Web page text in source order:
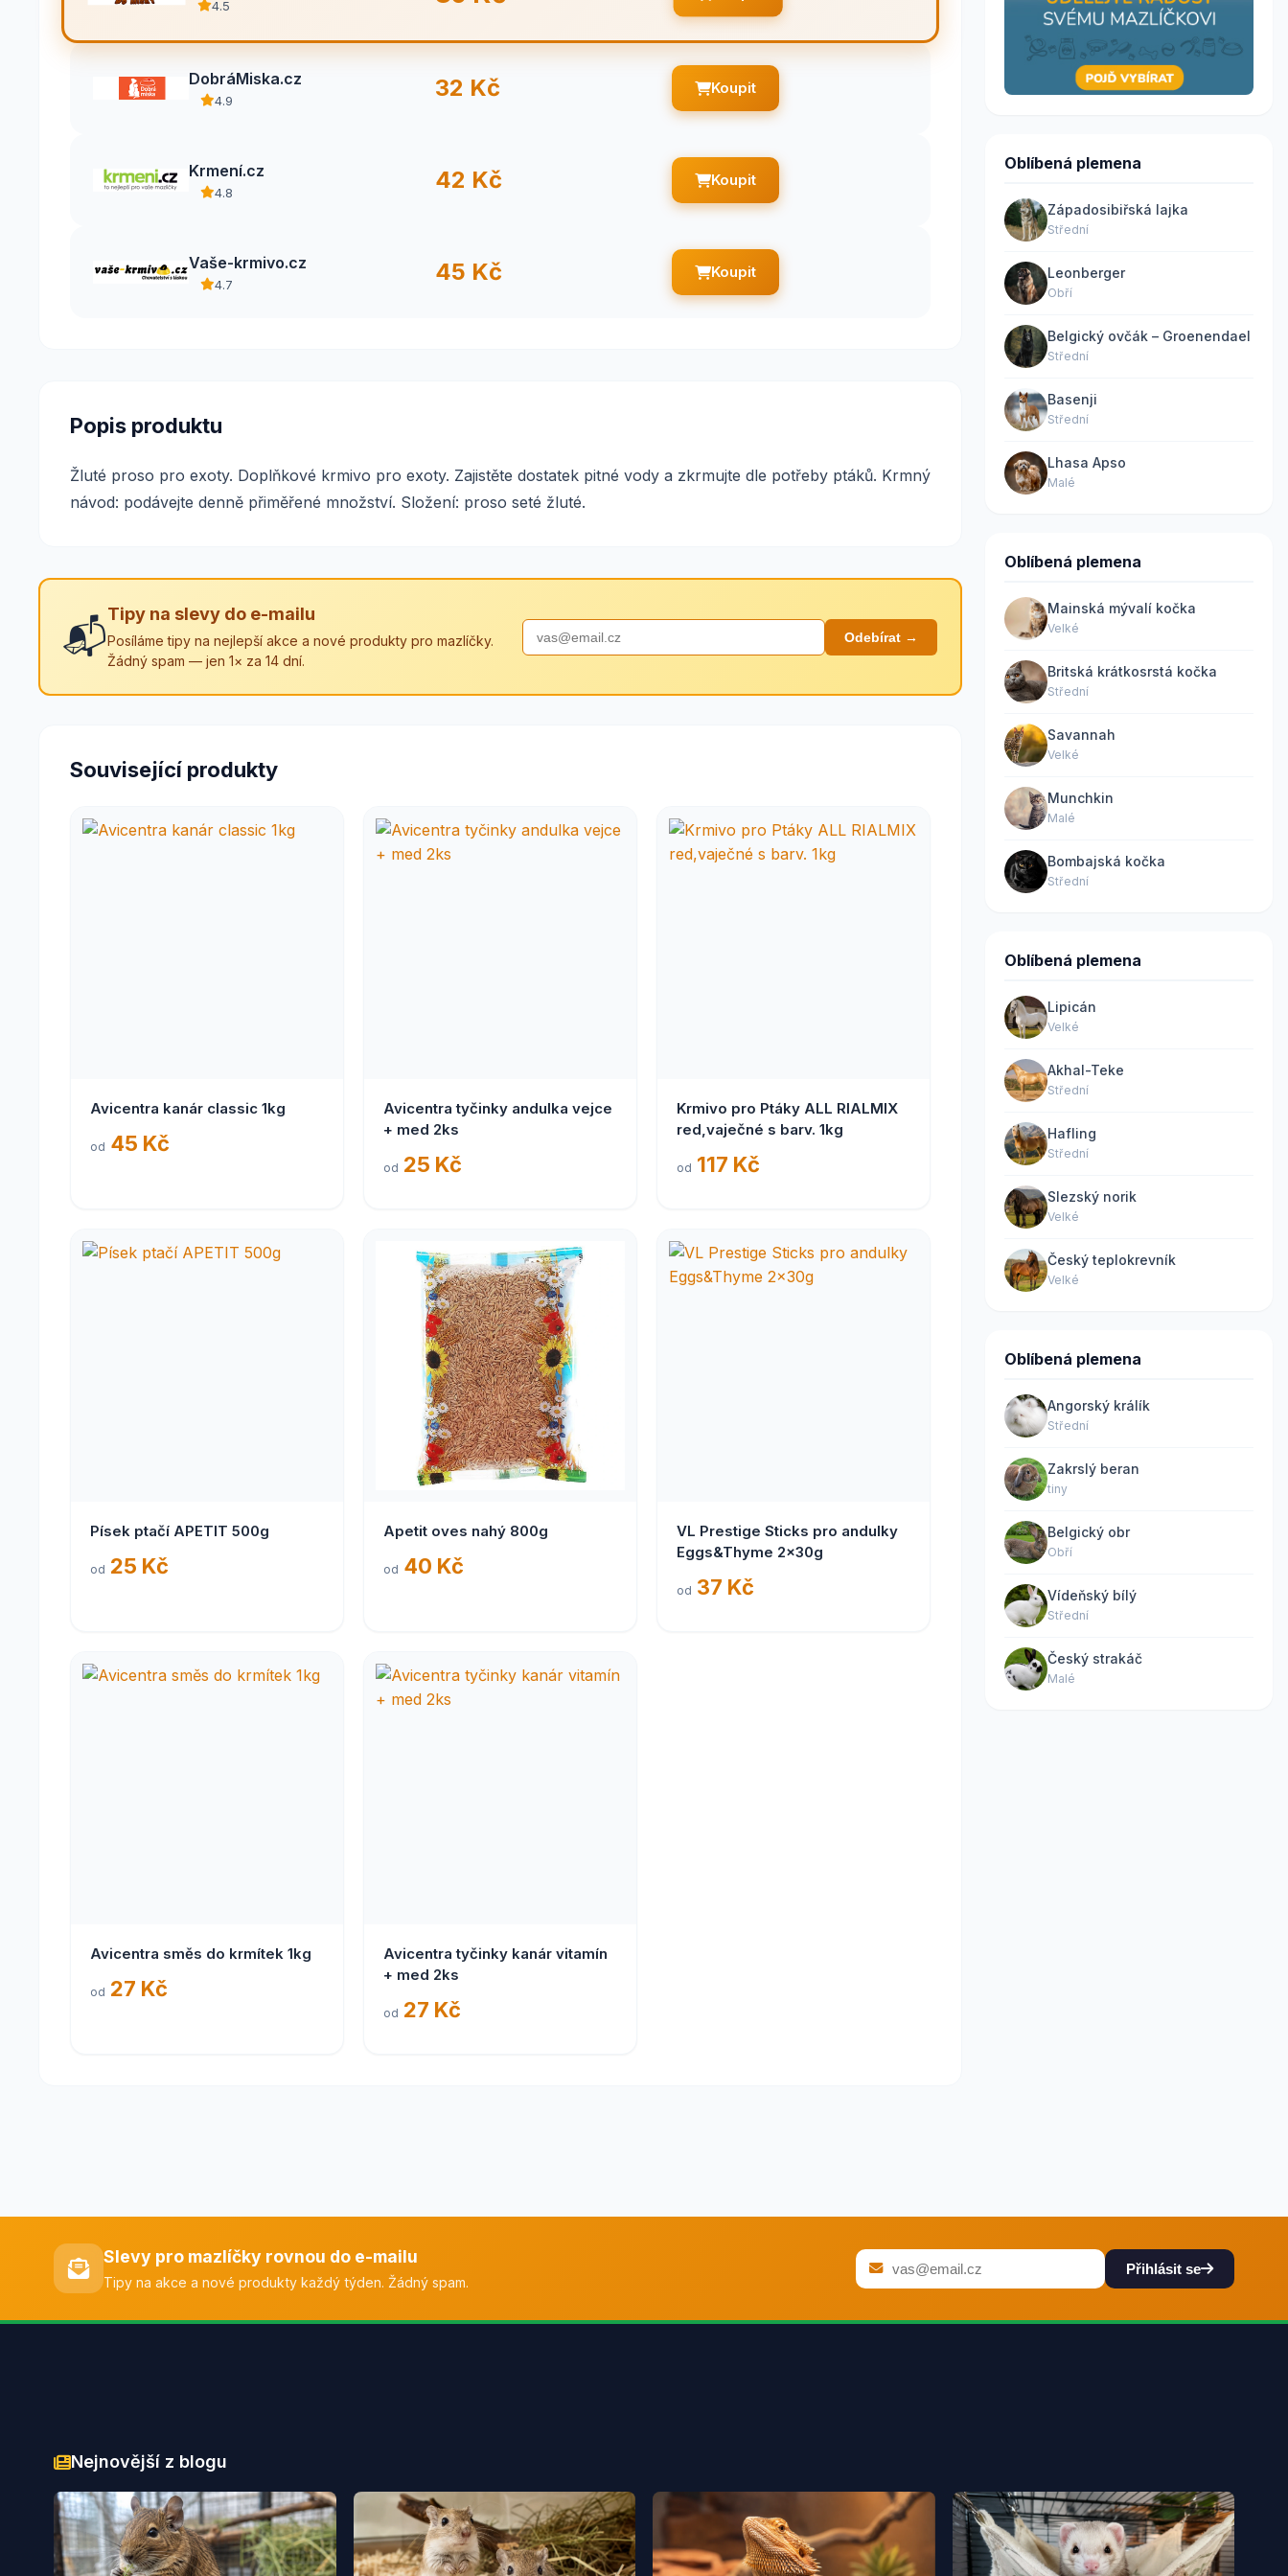
4.5
DobráMiska.cz
4.9 32 Kč Koupit
Krmení.cz
4.8 42 Kč Koupit
Vaše-krmivo.cz
4.7 45 Kč Koupit
Popis produktu
Žluté proso pro exoty. Doplňkové krmivo pro exoty. Zajistěte dostatek pitné vody a zkrmujte dle potřeby ptáků. Krmný
návod: podávejte denně přiměřené množství. Složení: proso seté žluté.
📬
Tipy na slevy do e-mailu
Posíláme tipy na nejlepší akce a nové produkty pro mazlíčky.
Žádný spam — jen 1× za 14 dní.
Odebírat →
Související produkty
Avicentra kanár classic 1kg
od 45 Kč
Avicentra tyčinky andulka vejce
+ med 2ks
od 25 Kč
Krmivo pro Ptáky ALL RIALMIX
red,vaječné s barv. 1kg
od 117 Kč
Písek ptačí APETIT 500g
od 25 Kč
Apetit oves nahý 800g
od 40 Kč
VL Prestige Sticks pro andulky
Eggs&Thyme 2x30g
od 37 Kč
Avicentra směs do krmítek 1kg
od 27 Kč
Avicentra tyčinky kanár vitamín
+ med 2ks
od 27 Kč
Oblíbená plemena
Západosibiřská lajka
Střední
Leonberger
Obří
Belgický ovčák – Groenendael
Střední
Basenji
Střední
Lhasa Apso
Malé
Oblíbená plemena
Mainská mývalí kočka
Velké
Britská krátkosrstá kočka
Střední
Savannah
Velké
Munchkin
Malé
Bombajská kočka
Střední
Oblíbená plemena
Lipicán
Velké
Akhal-Teke
Střední
Hafling
Střední
Slezský norik
Velké
Český teplokrevník
Velké
Oblíbená plemena
Angorský králík
Střední
Zakrslý beran
tiny
Belgický obr
Obří
Vídeňský bílý
Střední
Český strakáč
Malé
Slevy pro mazlíčky rovnou do e-mailu
Tipy na akce a nové produkty každý týden. Žádný spam.
Přihlásit se
Nejnovější z blogu